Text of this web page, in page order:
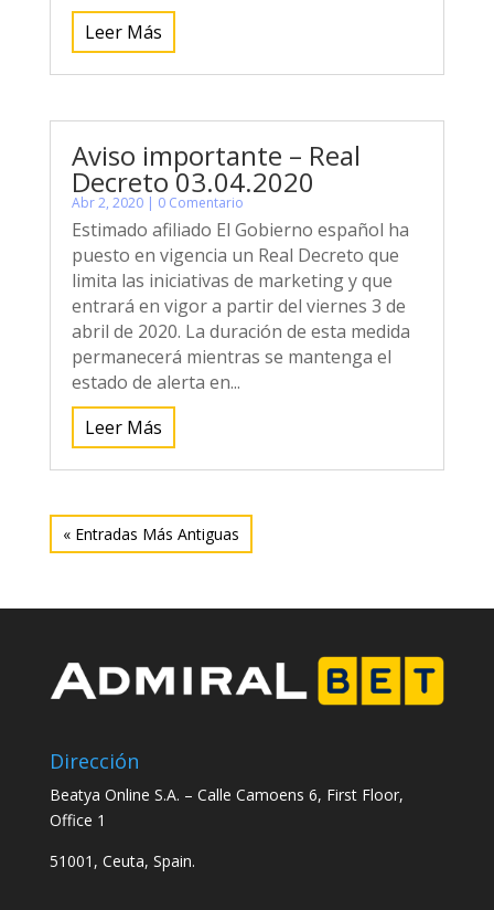
Leer Más
Aviso importante – Real
Decreto 03.04.2020
Abr 2, 2020| 0 Comentario
Estimado afiliado El Gobierno español ha
puesto en vigencia un Real Decreto que
limita las iniciativas de marketing y que
entrará en vigor a partir del viernes 3 de
abril de 2020. La duración de esta medida
permanecerá mientras se mantenga el
estado de alerta en...
Leer Más
« Entradas Más Antiguas
Dirección
Beatya Online S.A. – Calle Camoens 6, First Floor,
Office 1
51001, Ceuta, Spain.